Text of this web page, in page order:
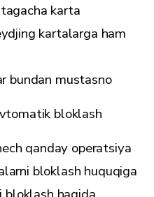
karta
kartalarga ham
bundan mustasno
bloklash
qanday operatsiya
bloklash huquqiga